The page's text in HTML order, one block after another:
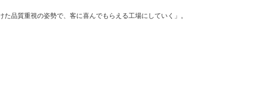
品質重視の姿勢で、客に喜んでもらえる工場にしていく」。